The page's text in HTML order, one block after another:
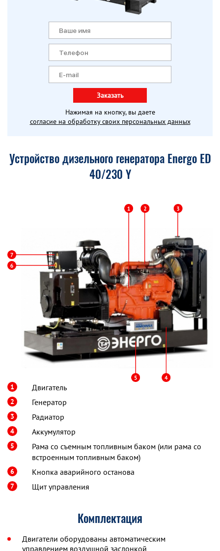
Заказать
Нажимая на кнопку, вы даете
согласие на обработку своих персональных данных
Устройство дизельного генератора Energo ED
40/230 Y
1 Двигатель
2 Генератор
3 Радиатор
4 Аккумулятор
5
Рама со съемным топливным баком (или рама со
встроенным топливным баком)
6 Кнопка аварийного останова
7 Щит управления
Комплектация
Двигатели оборудованы автоматическим
управлением воздушной заслонкой